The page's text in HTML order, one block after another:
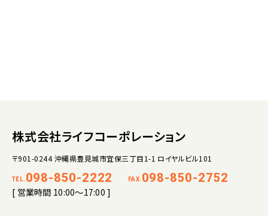
株式会社ライフコーポレーション
〒901-0244 沖縄県豊見城市宜保三丁目1-1 ロイヤルビル101
TEL. 098-850-2222 FAX. 098-850-2752
[ 営業時間 10:00～17:00 ]